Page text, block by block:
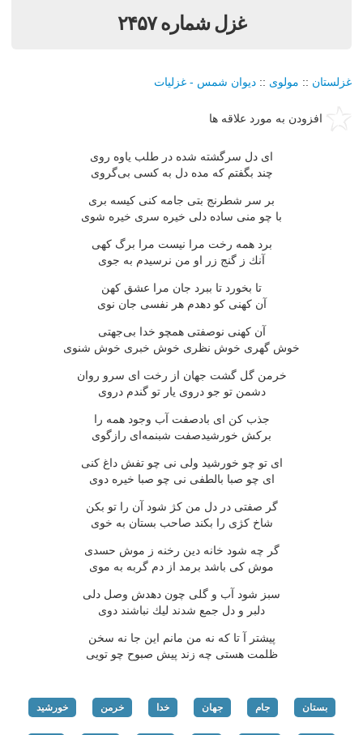
غزل شماره ۲۴۵۷
غزلستان :: مولوی :: دیوان شمس - غزلیات
افزودن به مورد علاقه ها
ای دل سرگشته شده در طلب یاوه روی
چند بگفتم كه مده دل به كسی بی‌گروی
بر سر شطرنج بتی جامه كنی كیسه بری
با چو منی ساده دلی خیره سری خیره شوی
برد همه رخت مرا نیست مرا برگ كهی
آنك ز گنج زر او من نرسیدم به جوی
تا بخورد تا ببرد جان مرا عشق كهن
آن كهنی كو دهدم هر نفسی جان نوی
آن كهنی نوصفتی همچو خدا بی‌جهتی
خوش گهری خوش نظری خوش خبری خوش شنوی
خرمن گل گشت جهان از رخت ای سرو روان
دشمن تو جو دروی یار تو گندم دروی
جذب كن ای بادصفت آب وجود همه را
بركش خورشیدصفت شبنمه‌ای رازگوی
ای تو چو خورشید ولی نی چو تفش داغ كنی
ای چو صبا بالطفی نی چو صبا خیره دوی
گر صفتی در دل من كژ شود آن را تو بكن
شاخ كژی را بكند صاحب بستان به خوی
گر چه شود خانه دین رخنه ز موش حسدی
موش كی باشد برمد از دم گربه به موی
سبز شود آب و گلی چون دهدش وصل دلی
دلبر و دل جمع شدند لیك نباشند دوی
پیشتر آ تا كه نه من مانم این جا نه سخن
ظلمت هستی چه زند پیش صبوح چو تویی
بستان جام جهان خدا خرمن خورشید